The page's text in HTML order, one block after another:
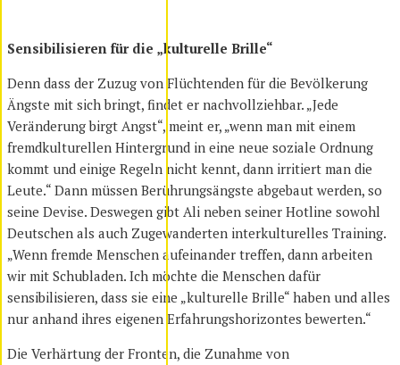
Sensibilisieren für die „kulturelle Brille“
Denn dass der Zuzug von Flüchtenden für die Bevölkerung
Ängste mit sich bringt, findet er nachvollziehbar. „Jede
Veränderung birgt Angst“, meint er, „wenn man mit einem
fremdkulturellen Hintergrund in eine neue soziale Ordnung
kommt und einige Regeln nicht kennt, dann irritiert man die
Leute.“ Dann müssen Berührungsängste abgebaut werden, so
seine Devise. Deswegen gibt Ali neben seiner Hotline sowohl
Deutschen als auch Zugewanderten interkulturelles Training.
„Wenn fremde Menschen aufeinander treffen, dann arbeiten
wir mit Schubladen. Ich möchte die Menschen dafür
sensibilisieren, dass sie eine „kulturelle Brille“ haben und alles
nur anhand ihres eigenen Erfahrungshorizontes bewerten.“
Die Verhärtung der Fronten, die Zunahme von